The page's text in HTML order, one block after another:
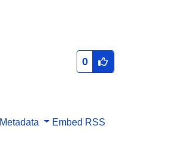
0
Metadata Embed RSS